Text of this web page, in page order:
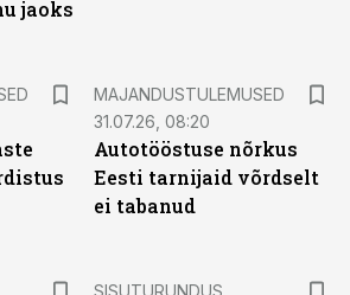
jaoks
MAJANDUSTULEMUSED
31.07.26, 08:20
Autotööstuse nõrkus
Eesti tarnijaid võrdselt
ei tabanud
SISUTURUNDUS